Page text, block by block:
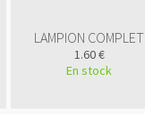
LAMPION COMPLET
1.60 €
En stock